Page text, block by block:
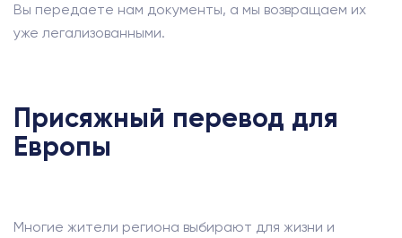
Вы передаете нам документы, а мы возвращаем их
уже легализованными.
Присяжный перевод для
Европы
Многие жители региона выбирают для жизни и